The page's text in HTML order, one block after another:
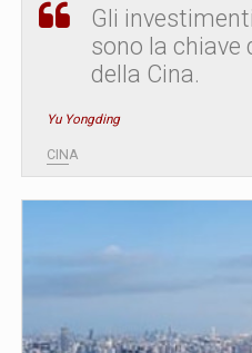
Gli
sono la chiave
della Cina.
Yu Yongding
CINA